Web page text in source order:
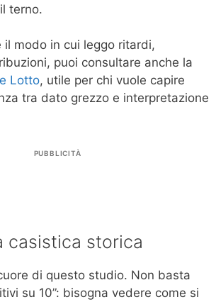
terno.
il modo in cui leggo ritardi,
puoi consultare anche la
Lotto, utile per chi vuole capire
tra dato grezzo e interpretazione
PUBBLICITÀ
casistica storica
di questo studio. Non basta
su 10”: bisogna vedere come si